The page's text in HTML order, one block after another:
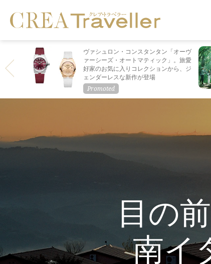
ヴァシュロン・コンスタンタン「オーヴ
ァーシーズ・オートマティック」。旅愛
好家のお気に入りコレクションから、ジ
ェンダーレスな新作が登場
目の
南イ